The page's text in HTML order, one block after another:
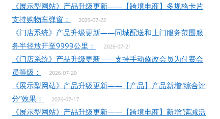
《展示型网站》产品升级更新——【跨境电商】多规格卡片
支持购物车弹窗：
2026-07-22
《门店系统》产品升级更新——同城配送和上门服务范围服
务半径放开至9999公里：
2026-07-21
《门店系统》产品升级更新——支持手动修改会员为付费会
员等级：
2026-07-20
《展示型网站》产品升级更新——【产品】产品新增“综合评
分”效果：
2026-07-17
《展示型网站》产品升级更新——【跨境电商】新增“满减活